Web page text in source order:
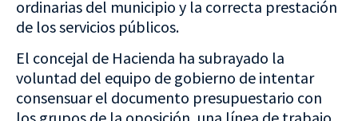
ordinarias del municipio y la correcta prestación
de los servicios públicos.
El concejal de Hacienda ha subrayado la
voluntad del equipo de gobierno de intentar
consensuar el documento presupuestario con